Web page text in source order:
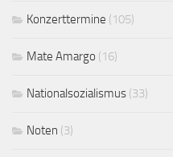
Konzerttermine (105)
Mate Amargo (16)
Nationalsozialismus (33)
Noten (3)